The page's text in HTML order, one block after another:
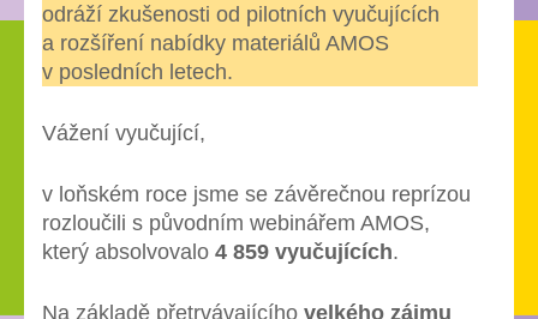
odráží zkušenosti od pilotních vyučujících
a rozšíření nabídky materiálů AMOS
v posledních letech.
Vážení vyučující,
v loňském roce jsme se závěrečnou reprízou
rozloučili s původním webinářem AMOS,
který absolvovalo 4 859 vyučujících.
Na základě přetrvávajícího velkého zájmu